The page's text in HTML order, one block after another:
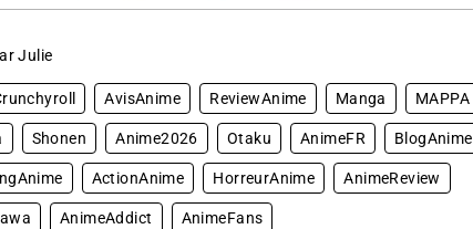
Julie
AvisAnime ReviewAnime Manga MAPPA
Shonen Anime2026 Otaku AnimeFR BlogAnime
ActionAnime HorreurAnime AnimeReview
AnimeAddict AnimeFans